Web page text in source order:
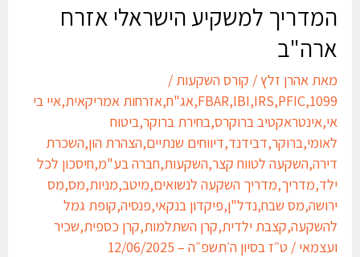
המדריך למשקיע הישראלי אזרח
ארה"ב
מאתאהרן זלץ/קורס השקעות/
1099
,
FBAR,IBI,IRS,PFIC
,אג"ח,אזרחות אמריקאית,איי בי
אי,אינטראקטיב ברוקרס,בחירת ברוקר,ביטוח
לאומי,ברוקר,דבידנד,דיווחים שנתיים,הצהרת הון,השכרת
דירה,השקעה לטווח קצר,השקעות,חברה בע"מ,חיסכון לכל
ילד,מדריך,מדריך השקעה לנשואים,מיטב,מניות,מס,מס
ירושה,מס שבח,נדל"ן,פיקדון בנקאי,פנסיה,קופת גמל
להשקעה,קצבת ילדית,קרן השתלמות,קרן כספית,שכיר
ועצמאי/ט״ז בסיון ה׳תשפ״ה – 12/06/2025